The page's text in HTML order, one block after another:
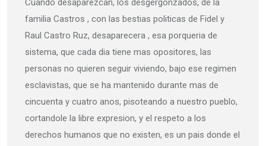
Cuando desaparezcan, los desgergonzados, de la
familia Castros , con las bestias politicas de Fidel y
Raul Castro Ruz, desaparecera , esa porqueria de
sistema, que cada dia tiene mas opositores, las
personas no quieren seguir viviendo, bajo ese regimen
esclavistas, que se ha mantenido durante mas de
cincuenta y cuatro anos, pisoteando a nuestro pueblo,
cortandole la libre expresion, y el respeto a los
derechos humanos que no existen, es un pais donde el